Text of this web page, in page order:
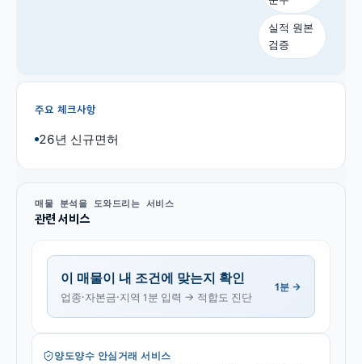
실적 원본
검증
주요 체크사항
26년 신규면허
매물 분석을 도와드리는 서비스
관련 서비스
이 매물이 내 조건에 맞는지 확인
업종·자본금·지역 1분 입력 → 적합도 진단
1분 →
양도양수 안심거래 서비스